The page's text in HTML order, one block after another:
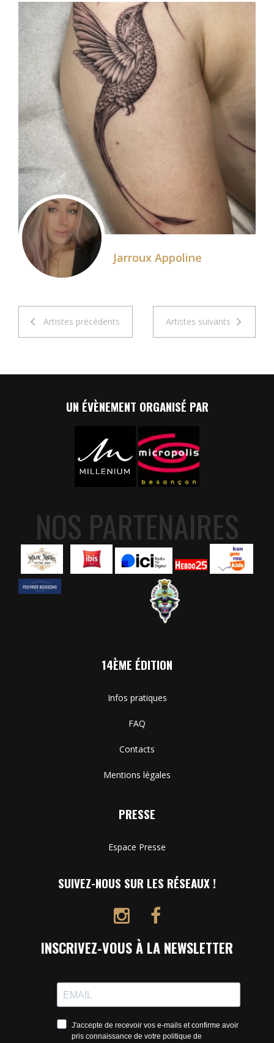
Jarroux Appoline
Artistes précédents Artistes suivants
UN ÉVÈNEMENT ORGANISÉ PAR
NOS PARTENAIRES
14ÈME ÉDITION
Infos pratiques
FAQ
Contacts
Mentions légales
PRESSE
Espace Presse
SUIVEZ-NOUS SUR LES RÉSEAUX !
INSCRIVEZ-VOUS À LA NEWSLETTER
J'accepte de recevoir vos e-mails et confirme avoir
pris connaissance de votre politique de